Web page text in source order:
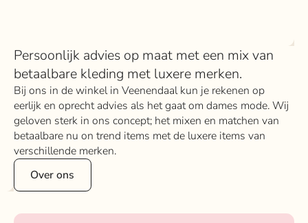
Persoonlijk advies op maat met een mix van
betaalbare kleding met luxere merken.
Bij ons in de winkel in Veenendaal kun je rekenen op
eerlijk en oprecht advies als het gaat om dames mode. Wij
geloven sterk in ons concept; het mixen en matchen van
betaalbare nu on trend items met de luxere items van
verschillende merken.
Over ons